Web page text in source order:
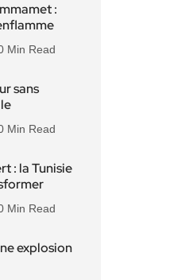
:
Min Read
sans
Min Read
: la Tunisie
Min Read
explosion